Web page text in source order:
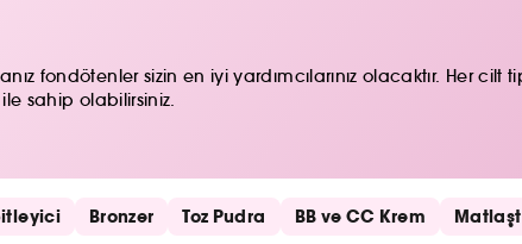
fondötenler sizin en iyi yardımcılarınız olacaktır. Her cilt
sahip olabilirsiniz.
Bronzer Toz Pudra BB ve CC Krem